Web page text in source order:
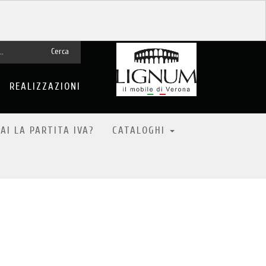
Cerca
REALIZZAZIONI
LA PARTITA IVA? CATALOGHI